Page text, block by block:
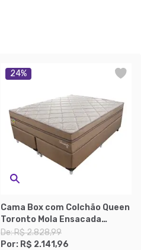
24%
Cama Box com Colchão Queen
Toronto Mola Ensacada
(70x158x198) Dourado e Bege
De:R$ 2.828,99
Por: R$ 2.141,96